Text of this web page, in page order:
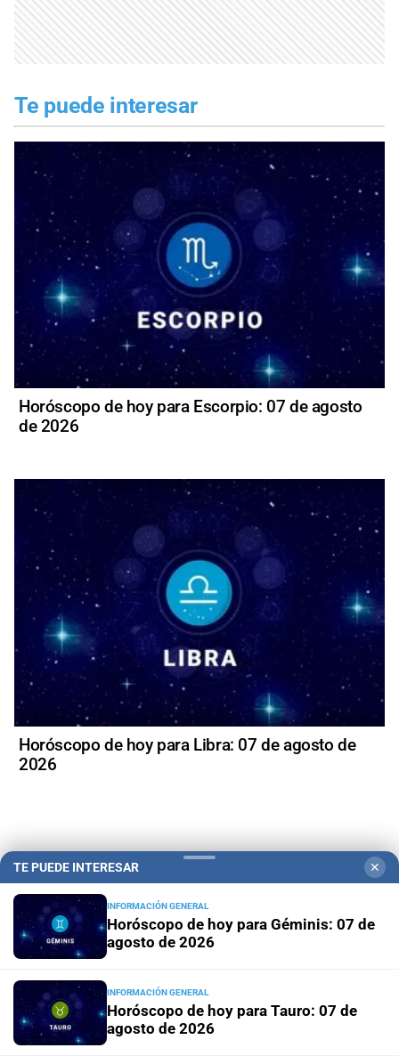
Te puede interesar
Horóscopo de hoy para Escorpio: 07 de agosto
de 2026
Horóscopo de hoy para Libra: 07 de agosto de
2026
+ Política
TE PUEDE INTERESAR ✕
INFORMACIÓN GENERAL
Horóscopo de hoy para Géminis: 07 de
agosto de 2026
INFORMACIÓN GENERAL
Horóscopo de hoy para Tauro: 07 de
agosto de 2026